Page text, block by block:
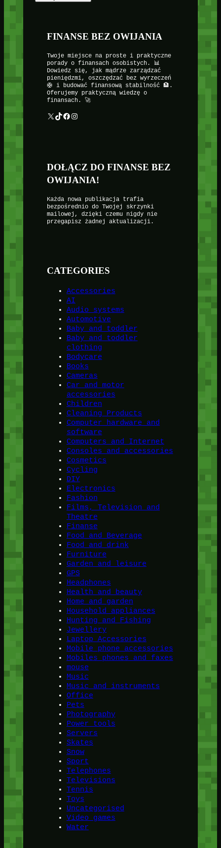
FINANSE BEZ OWIJANIA
Twoje miejsce na proste i praktyczne
porady o finansach osobistych. 📊
Dowiedz się, jak mądrze zarządzać
pieniędzmi, oszczędzać bez wyrzeczeń
🛟 i budować finansową stabilność 🏦.
Oferujemy praktyczną wiedzę o
finansach. 🚀
X TikTok Facebook Instagram
DOŁĄCZ DO FINANSE BEZ
OWIJANIA!
Każda nowa publikacja trafia
bezpośrednio do Twojej skrzynki
mailowej, dzięki czemu nigdy nie
przegapisz żadnej aktualizacji.
CATEGORIES
Accessories
AI
Audio systems
Automotive
Baby and toddler
Baby and toddler
clothing
Bodycare
Books
Cameras
Car and motor
accessories
Children
Cleaning Products
Computer hardware and
software
Computers and Internet
Consoles and accessories
Cosmetics
Cycling
DIY
Electronics
Fashion
Films, Television and
Theatre
Finanse
Food and Beverage
Food and drink
Furniture
Garden and leisure
GPS
Headphones
Health and beauty
Home and garden
Household appliances
Hunting and Fishing
Jewellery
Laptop Accessories
Mobile phone accessories
Mobiles phones and faxes
mouse
Music
Music and instruments
Office
Pets
Photography
Power tools
Servers
Skates
Snow
Sport
Telephones
Televisions
Tennis
Toys
Uncategorised
Video games
Water